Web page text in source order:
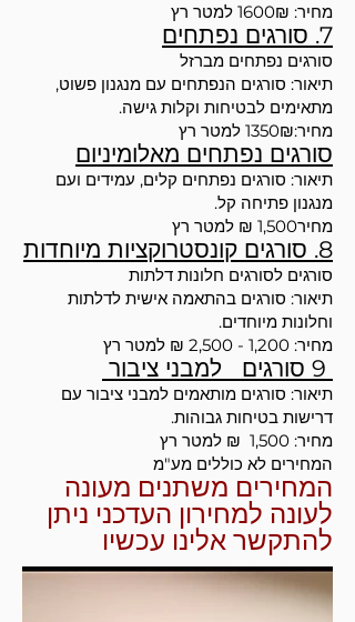
מחיר: 1600₪ למטר רץ
7. סורגים נפתחים
סורגים נפתחים מברזל
תיאור: סורגים הנפתחים עם מנגנון פשוט,
מתאימים לבטיחות וקלות גישה.
מחיר:1350₪ למטר רץ
סורגים נפתחים מאלומיניום
תיאור: סורגים נפתחים קלים, עמידים ועם
מנגנון פתיחה קל.
מחיר1,500 ₪ למטר רץ
8. סורגים קונסטרוקציות מיוחדות
סורגים לסורגים חלונות דלתות
תיאור: סורגים בהתאמה אישית לדלתות
וחלונות מיוחדים.
מחיר: 1,200 - 2,500 ₪ למטר רץ
תיאור: סורגים מותאמים למבני ציבור עם
דרישות בטיחות גבוהות.
מחיר: 1,500 ₪ למטר רץ
המחירים לא כוללים מע"מ
המחירים משתנים מעונה
לעונה למחירון העדכני ניתן
להתקשר אלינו עכשיו